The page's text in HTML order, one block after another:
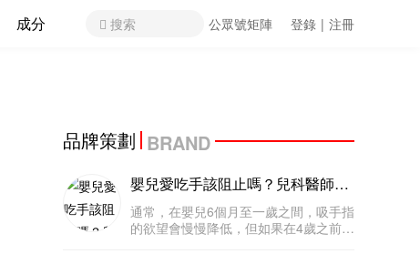
品牌策劃 BRAND
嬰兒愛吃手該阻止嗎？兒科醫師：
這是小孩認識世界的正常行為！
通常，在嬰兒6個月至一歲之間，吸手指
的欲望會慢慢降低，但如果在4歲之前還
成分 搜索 公眾號矩陣 登錄 | 注冊